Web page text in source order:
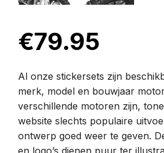
€79.95
Al onze stickersets zijn
merk, model en bouwjaar
verschillende motoren zijn,
website slechts populaire
ontwerp goed weer te geven.
en logo’s dienen puur ter